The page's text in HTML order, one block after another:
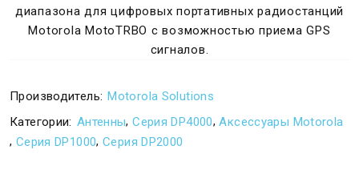
диапазона для цифровых портативных радиостанций
Motorola MotoTRBO с возможностью приема GPS
сигналов.
Производитель: Motorola Solutions
Категории: Антенны,Серия DP4000,Аксессуары Motorola
, Серия DP1000, Серия DP2000